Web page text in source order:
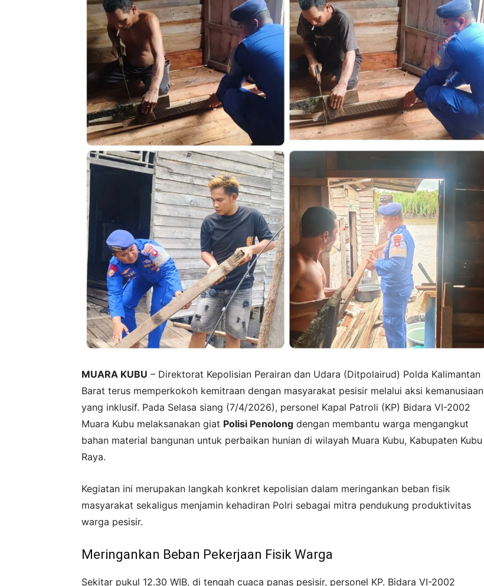
MUARA KUBU – Direktorat Kepolisian Perairan dan Udara (Ditpolairud) Polda Kalimantan
Barat terus memperkokoh kemitraan dengan masyarakat pesisir melalui aksi kemanusiaan
yang inklusif. Pada Selasa siang (7/4/2026), personel Kapal Patroli (KP) Bidara VI-2002
Muara Kubu melaksanakan giat Polisi Penolong dengan membantu warga mengangkut
bahan material bangunan untuk perbaikan hunian di wilayah Muara Kubu, Kabupaten Kubu
Raya.
Kegiatan ini merupakan langkah konkret kepolisian dalam meringankan beban fisik
masyarakat sekaligus menjamin kehadiran Polri sebagai mitra pendukung produktivitas
warga pesisir.
Meringankan Beban Pekerjaan Fisik Warga
Sekitar pukul 12.30 WIB, di tengah cuaca panas pesisir, personel KP. Bidara VI-2002